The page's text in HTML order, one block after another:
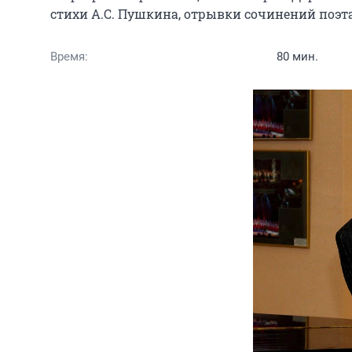
стихи А.С. Пушкина, отрывки сочинений
Время: 80 мин.